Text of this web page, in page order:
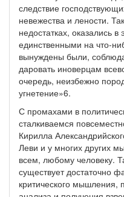
следствие
невежества и лености.
недостатках, оказались в
единственными на что-
вынуждены были,
даровать иноверцам
очередь, неизбежно
угнетение»6.
С промахами в
сталкиваемся
Кирилла
Леви и у многих других
всем, любому человеку.
существует достаточно
критического мышления,